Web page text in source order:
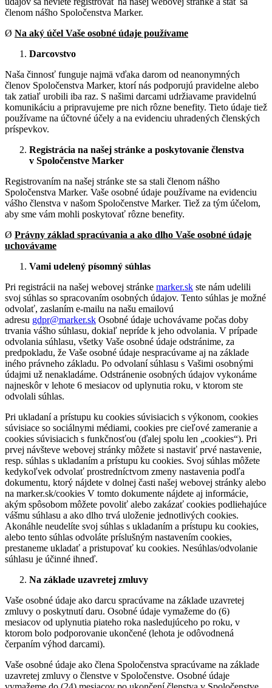
členom nášho Spoločenstva Marker.
Ø Na aký účel Vaše osobné údaje používame
Darcovstvo
Naša činnosť funguje najmä vďaka darom od neanonymných
členov Spoločenstva Marker, ktorí nás podporujú pravidelne alebo
tak zatiaľ urobili iba raz. S našimi darcami udržiavame pravidelnú
komunikáciu a pripravujeme pre nich rôzne benefity. Tieto údaje tiež
používame na účtovné účely a na evidenciu uhradených členských
príspevkov.
Registrácia na našej stránke a poskytovanie členstva
v Spoločenstve Marker
Registrovaním na našej stránke ste sa stali členom nášho
Spoločenstva Marker. Vaše osobné údaje používame na evidenciu
vášho členstva v našom Spoločenstve Marker. Tiež za tým účelom,
aby sme vám mohli poskytovať rôzne benefity.
Ø Právny základ spracúvania a ako dlho Vaše osobné údaje
uchovávame
Vami udelený písomný súhlas
Pri registrácii na našej webovej stránke marker.sk ste nám udelili
svoj súhlas so spracovaním osobných údajov. Tento súhlas je možné
odvolať, zaslaním e-mailu na našu emailovú
adresu gdpr@marker.sk Osobné údaje uchovávame počas doby
trvania vášho súhlasu, dokiaľ nepríde k jeho odvolania. V prípade
odvolania súhlasu, všetky Vaše osobné údaje odstránime, za
predpokladu, že Vaše osobné údaje nespracúvame aj na základe
iného právneho základu. Po odvolaní súhlasu s Vašimi osobnými
údajmi už nenakladáme. Odstránenie osobných údajov vykonáme
najneskôr v lehote 6 mesiacov od uplynutia roku, v ktorom ste
odvolali súhlas.
Pri ukladaní a prístupu ku cookies súvisiacich s výkonom, cookies
súvisiace so sociálnymi médiami, cookies pre cieľové zameranie a
cookies súvisiacich s funkčnosťou (ďalej spolu len „cookies“). Pri
prvej návšteve webovej stránky môžete si nastaviť prvé nastavenie,
resp. súhlas s ukladaním a prístupu ku cookies. Svoj súhlas môžete
kedykoľvek odvolať prostredníctvom zmeny nastavenia podľa
dokumentu, ktorý nájdete v dolnej časti našej webovej stránky alebo
na marker.sk/cookies V tomto dokumente nájdete aj informácie,
akým spôsobom môžete povoliť alebo zakázať cookies podliehajúce
vášmu súhlasu a ako dlho trvá uloženie jednotlivých cookies.
Akonáhle neudelíte svoj súhlas s ukladaním a prístupu ku cookies,
alebo tento súhlas odvoláte príslušným nastavením cookies,
prestaneme ukladať a pristupovať ku cookies. Nesúhlas/odvolanie
súhlasu je účinné ihneď.
Na základe uzavretej zmluvy
Vaše osobné údaje ako darcu spracúvame na základe uzavretej
zmluvy o poskytnutí daru. Osobné údaje vymažeme do (6)
mesiacov od uplynutia piateho roka nasledujúceho po roku, v
ktorom bolo podporovanie ukončené (lehota je odôvodnená
čerpaním výhod darcami).
Vaše osobné údaje ako člena Spoločenstva spracúvame na základe
uzavretej zmluvy o členstve v Spoločenstve. Osobné údaje